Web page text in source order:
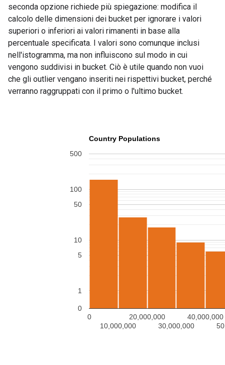
seconda opzione richiede più spiegazione: modifica il
calcolo delle dimensioni dei bucket per ignorare i valori
superiori o inferiori ai valori rimanenti in base alla
percentuale specificata. I valori sono comunque inclusi
nell'istogramma, ma non influiscono sul modo in cui
vengono suddivisi in bucket. Ciò è utile quando non vuoi
che gli outlier vengano inseriti nei rispettivi bucket, perché
verranno raggruppati con il primo o l'ultimo bucket.